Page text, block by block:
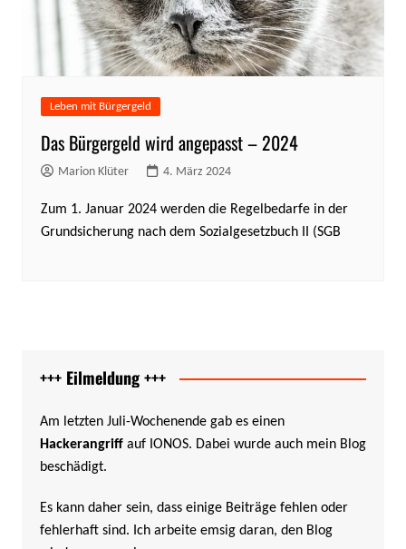
Leben mit Bürgergeld
Das Bürgergeld wird angepasst – 2024
Marion Klüter 4. März 2024
Zum 1. Januar 2024 werden die Regelbedarfe in der
Grundsicherung nach dem Sozialgesetzbuch II (SGB
+++ Eilmeldung +++
Am letzten Juli-Wochenende gab es einen
Hackerangriffauf IONOS. Dabei wurde auch mein Blog
beschädigt.
Es kann daher sein, dass einige Beiträge fehlen oder
fehlerhaft sind. Ich arbeite emsig daran, den Blog